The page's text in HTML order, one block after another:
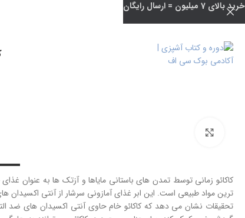
کاکائو زمانی توسط تمدن های باستانی مایاها و آزتک ها به عنوان
تحقیقات نشان می دهد که کاکائو خام حاوی آنتی اکسیدان های ضد
خرید بالای 7 میلیون = ارسال رایگان